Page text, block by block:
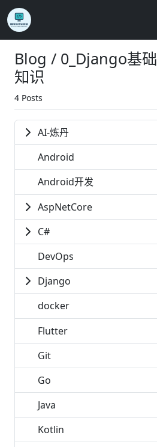
Blog / 0_Django基础
知识
4 Posts
AI-炼丹
Android
Android开发
AspNetCore
C#
DevOps
Django
docker
Flutter
Git
Go
Java
Kotlin